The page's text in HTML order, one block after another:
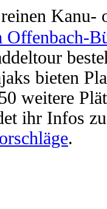
Kanu-
bieten
weitere
ihr Infos
.